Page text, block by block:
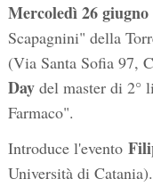
Mercoledì 26 giugno
Scapagnini" della
(Via Santa Sofia 97,
Daydel master di 2°
Farmaco".
Introduce l'evento
Università di Catania).